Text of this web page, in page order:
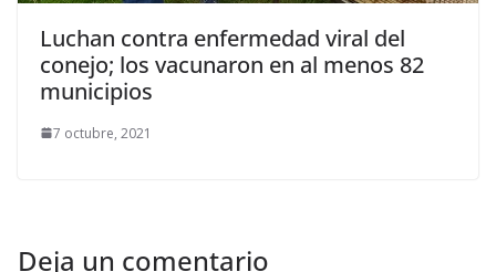
Luchan contra enfermedad viral del
conejo; los vacunaron en al menos 82
municipios
7 octubre, 2021
Deja un comentario